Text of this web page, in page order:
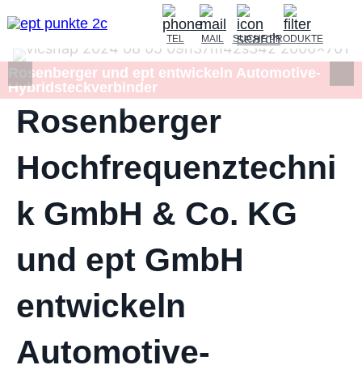
TEL MAIL SUCHEPRODUKTE
Rosenberger und ept entwickeln Automotive-
Hybridsteckverbinder
Rosenberger
Hochfrequenztechni
k GmbH & Co. KG
und ept GmbH
entwickeln
Automotive-